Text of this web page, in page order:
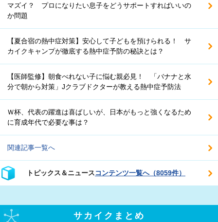
マズイ？ プロになりたい息子をどうサポートすればいいの
か問題
【夏合宿の熱中症対策】安心して子どもを預けられる！ サ
カイクキャンプが徹底する熱中症予防の秘訣とは？
【医師監修】朝食べれない子に悩む親必見！ 「バナナと水
分で朝から対策」Jクラブドクターが教える熱中症予防法
Ｗ杯、代表の躍進は喜ばしいが、日本がもっと強くなるため
に育成年代で必要な事は？
関連記事一覧へ
トピックス＆ニュースコンテンツ一覧へ（8059件）
サカイクまとめ